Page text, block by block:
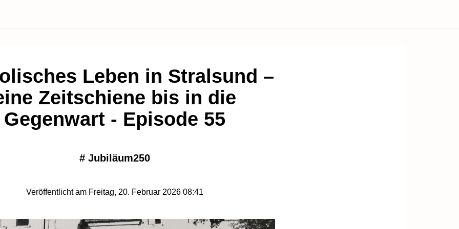
Leben in Stralsund –
Zeitschiene bis in die
Gegenwart - Episode 55
# Jubiläum250
Veröffentlicht am Freitag, 20. Februar 2026 08:41